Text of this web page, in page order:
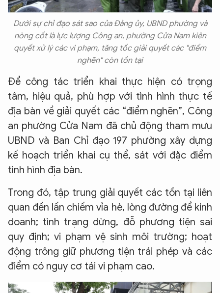
Dưới sự chỉ đạo sát sao của Đảng ủy, UBND phường và
nòng cốt là lực lượng Công an, phường Cửa Nam kiên
quyết xử lý các vi phạm, tăng tốc giải quyết các "điểm
nghẽn" còn tồn tại
Để công tác triển khai thực hiện có trọng
tâm, hiệu quả, phù hợp với tình hình thực tế
địa bàn về giải quyết các “điểm nghẽn”, Công
an phường Cửa Nam đã chủ động tham mưu
UBND và Ban Chỉ đạo 197 phường xây dựng
kế hoạch triển khai cụ thể, sát với đặc điểm
tình hình địa bàn.
Trong đó, tập trung giải quyết các tồn tại liên
quan đến lấn chiếm vỉa hè, lòng đường để kinh
doanh; tình trạng dừng, đỗ phương tiện sai
quy định; vi phạm vệ sinh môi trường; hoạt
động trông giữ phương tiện trái phép và các
điểm có nguy cơ tái vi phạm cao.